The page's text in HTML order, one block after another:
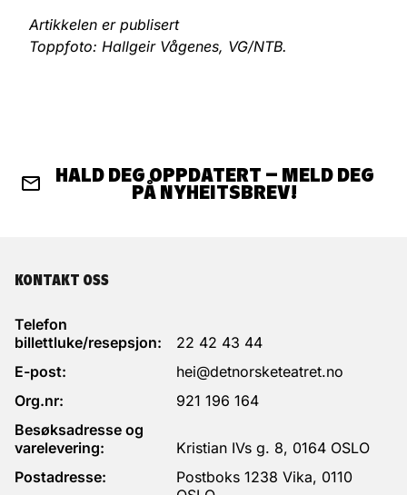
Artikkelen er publisert
Toppfoto: Hallgeir Vågenes, VG/NTB.
HALD DEG OPPDATERT – MELD DEG
PÅ NYHEITSBREV!
KONTAKT OSS
Telefon
billettluke/resepsjon:
22 42 43 44
E-post:
hei@detnorsketeatret.no
Org.nr:
921 196 164
Besøksadresse og
varelevering:
Kristian IVs g. 8, 0164 OSLO
Postadresse:
Postboks 1238 Vika, 0110